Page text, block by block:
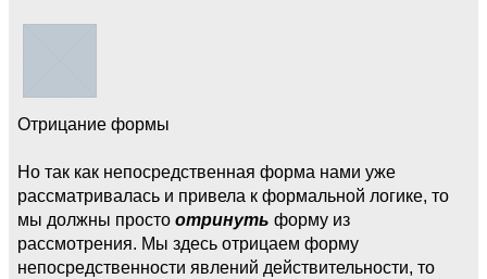
Отрицание формы
Но так как непосредственная форма нами уже
рассматривалась и привела к формальной логике, то
мы должны просто отринуть форму из
рассмотрения. Мы здесь отрицаем форму
непосредственности явлений действительности, то